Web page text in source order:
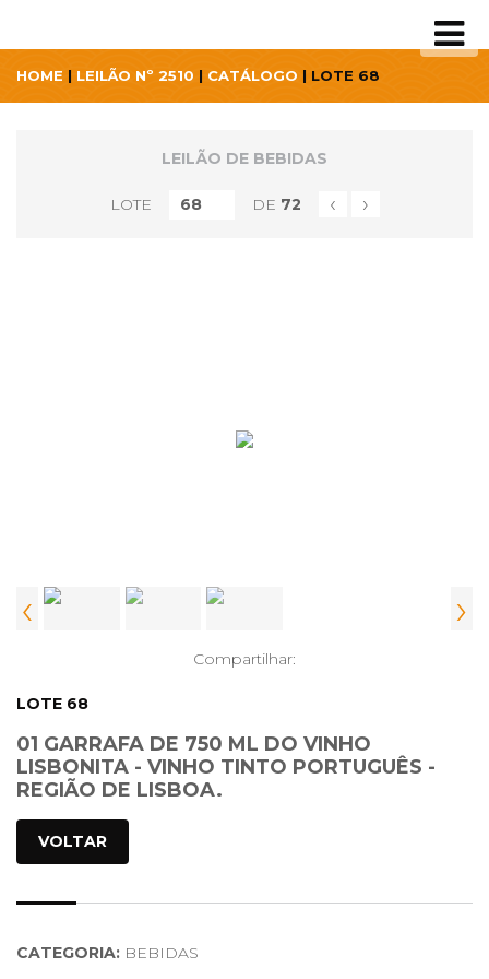
HOME | LEILÃO Nº 2510 | CATÁLOGO | LOTE 68
LEILÃO DE BEBIDAS
LOTE DE 72 ‹ ›
‹ ›
Compartilhar:
LOTE 68
01 GARRAFA DE 750 ML DO VINHO
LISBONITA - VINHO TINTO PORTUGUÊS -
REGIÃO DE LISBOA.
VOLTAR
CATEGORIA: BEBIDAS